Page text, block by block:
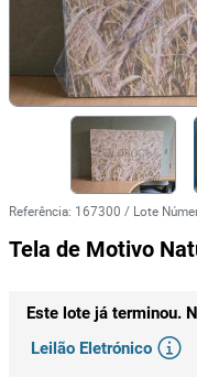
Referência: 167300 / Lote
Tela de Motivo
Este lote já terminou.
Leilão Eletrónico